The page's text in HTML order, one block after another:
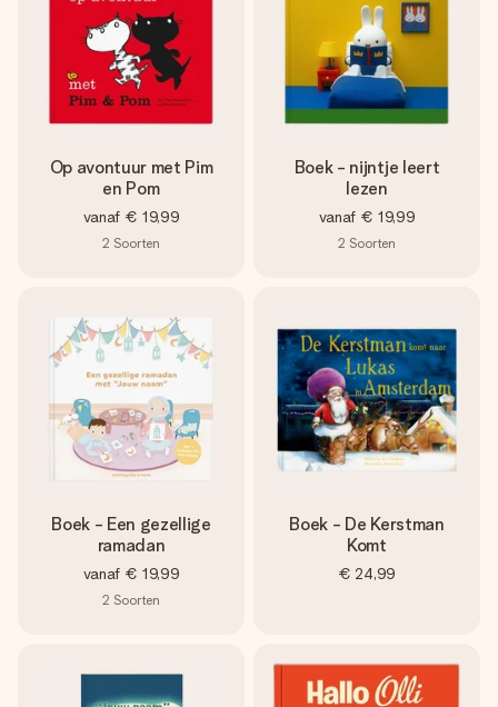
Op avontuur met Pim
en Pom
vanaf € 19,99
2 Soorten
Boek - nijntje leert
lezen
vanaf € 19,99
2 Soorten
Boek - Een gezellige
ramadan
vanaf € 19,99
2 Soorten
Boek - De Kerstman
Komt
€ 24,99